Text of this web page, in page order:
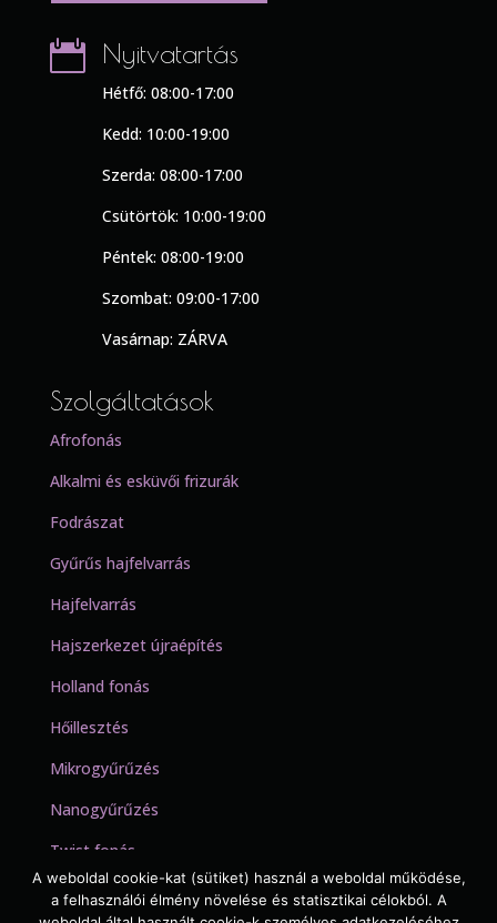
 Nyitvatartás
Hétfő: 08:00-17:00
Kedd: 10:00-19:00
Szerda: 08:00-17:00
Csütörtök: 10:00-19:00
Péntek: 08:00-19:00
Szombat: 09:00-17:00
Vasárnap: ZÁRVA
Szolgáltatások
Afrofonás
Alkalmi és esküvői frizurák
Fodrászat
Gyűrűs hajfelvarrás
Hajfelvarrás
Hajszerkezet újraépítés
Holland fonás
Hőillesztés
Mikrogyűrűzés
Nanogyűrűzés
Twist fonás
A weboldal cookie-kat (sütiket) használ a weboldal működése,
a felhasználói élmény növelése és statisztikai célokból. A